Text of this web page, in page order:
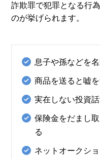
詐欺罪で犯罪となる行
のが挙げられます。
息子や孫などを
商品を送ると嘘
実在しない投資
保険金をだまし
る
ネットオークシ